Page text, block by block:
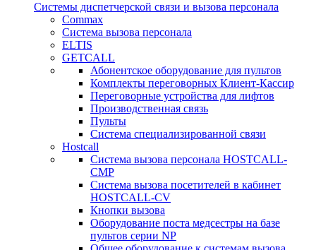
Системы диспетчерской связи и вызова персонала
Commax
Cистема вызова персонала
ELTIS
GETCALL
Абонентское оборудование для пультов
Комплекты переговорных Клиент-Кассир
Переговорные устройства для лифтов
Производственная связь
Пульты
Система специализированной связи
Hostcall
Cистема вызова персонала HOSTCALL-
CMP
Cистема вызова посетителей в кабинет
HOSTCALL-CV
Кнопки вызова
Оборудование поста медсестры на базе
пультов серии NP